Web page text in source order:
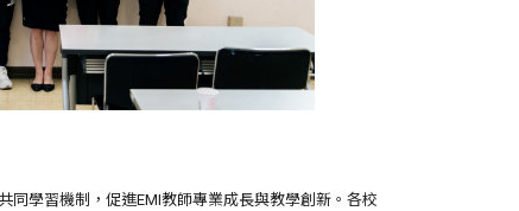
同學習機制，促進EMI教師專業成長與教學創新。各校